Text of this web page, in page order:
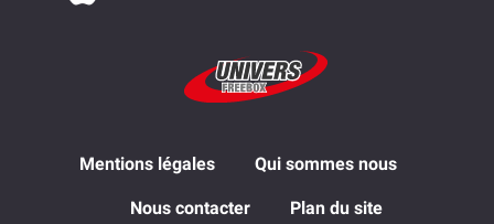
Mentions légales Qui sommes nous
Nous contacter Plan du site